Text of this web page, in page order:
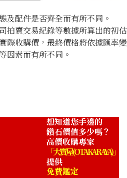
及配件是否齊全而有所不同。
拍賣交易紀錄等數據所算出的初估
際收購價，最終價格將依據匯率變
因素而有所不同。
想知道您手邊的
鑽石價值多少嗎？
高價收購專家
「大寶屋 (OTAKARAYA)」
提供
免費鑑定